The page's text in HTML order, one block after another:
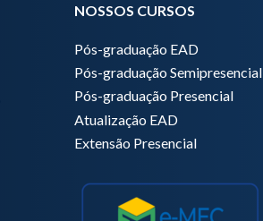
NOSSOS CURSOS
Pós-graduação EAD
Pós-graduação Semipresencial
Pós-graduação Presencial
Atualização EAD
Extensão Presencial